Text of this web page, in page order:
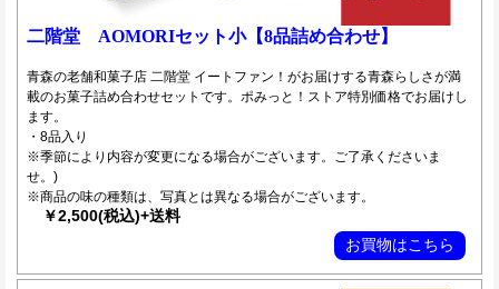
二階堂 AOMORIセット小【8品詰め合わせ】
青森の老舗和菓子店 二階堂 イートファン！がお届けする青森らしさが満
載のお菓子詰め合わせセットです。ポみっと！ストア特別価格でお届けし
ます。
・8品入り
※季節により内容が変更になる場合がございます。ご了承くださいま
せ。)
※商品の味の種類は、写真とは異なる場合がございます。
￥2,500(税込)+送料
お買物はこちら